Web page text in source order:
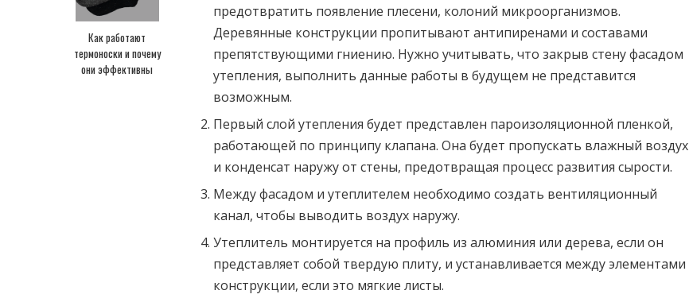
Как работают
термоноски и почему
они эффективны
предотвратить появление плесени, колоний микроорганизмов.
Деревянные конструкции пропитывают антипиренами и составами
препятствующими гниению. Нужно учитывать, что закрыв стену фасадом
утепления, выполнить данные работы в будущем не представится
возможным.
Первый слой утепления будет представлен пароизоляционной пленкой,
работающей по принципу клапана. Она будет пропускать влажный воздух
и конденсат наружу от стены, предотвращая процесс развития сырости.
Между фасадом и утеплителем необходимо создать вентиляционный
канал, чтобы выводить воздух наружу.
Утеплитель монтируется на профиль из алюминия или дерева, если он
представляет собой твердую плиту, и устанавливается между элементами
конструкции, если это мягкие листы.